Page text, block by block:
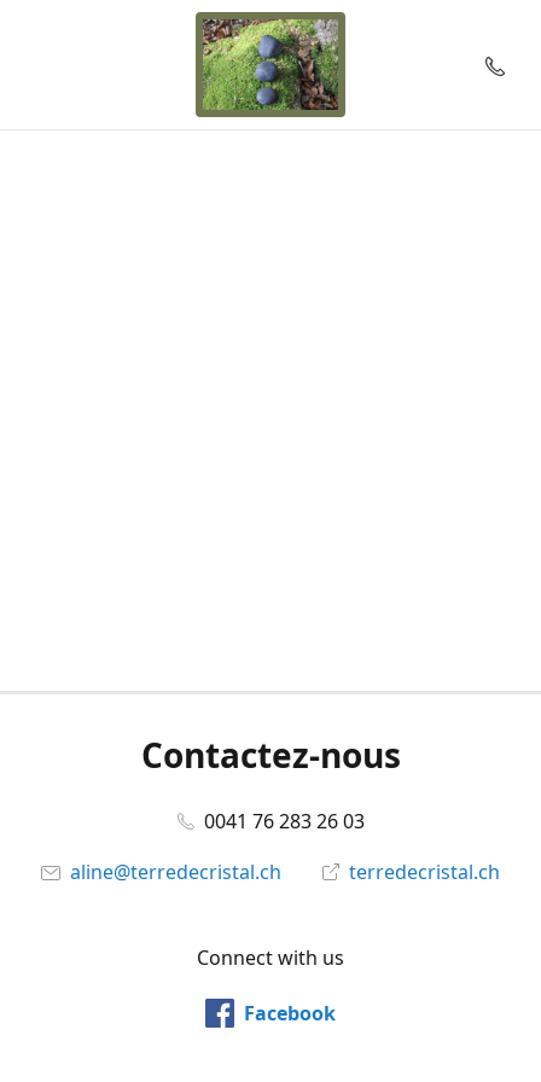
Contactez-nous
0041 76 283 26 03
aline@terredecristal.ch
terredecristal.ch
Connect with us
Facebook